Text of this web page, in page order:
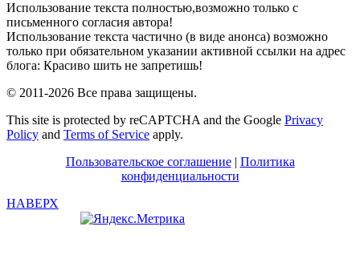
Использование текста полностью,возможно только с
письменного согласия автора!
Использование текста частично (в виде анонса) возможно
только при обязательном указании активной ссылки на адрес
блога: Красиво шить не запретишь!
© 2011-2026 Все права защищены.
This site is protected by reCAPTCHA and the Google Privacy
Policy and Terms of Service apply.
Пользовательское соглашение| Политика
конфиденциальности
НАВЕРХ